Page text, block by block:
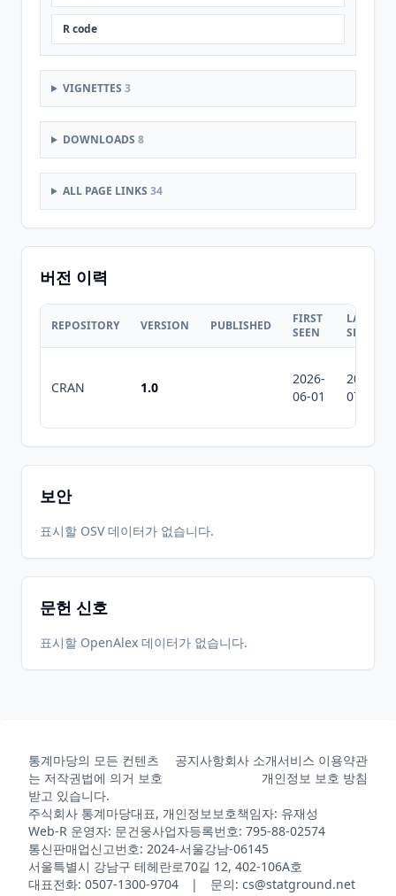
R code
VIGNETTES 3
DOWNLOADS 8
ALL PAGE LINKS 34
버전 이력
REPOSITORY VERSION PUBLISHED
FIRST
SEEN
LAST
SEEN
CRAN 1.0
2026-
06-01
2026-
07-10
보안
표시할 OSV 데이터가 없습니다.
문헌 신호
표시할 OpenAlex 데이터가 없습니다.
통계마당의 모든 컨텐츠
는 저작권법에 의거 보호
받고 있습니다.
공지사항회사 소개서비스 이용약관
개인정보 보호 방침
주식회사 통계마당대표, 개인정보보호책임자: 유재성
Web-R 운영자: 문건웅사업자등록번호: 795-88-02574
통신판매업신고번호: 2024-서울강남-06145
서울특별시 강남구 테헤란로70길 12, 402-106A호
대표전화: 0507-1300-9704 | 문의: cs@statground.net